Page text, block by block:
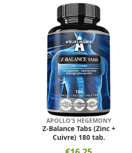
APOLLO'S HEGEMONY
Z-Balance Tabs (Zinc +
Cuivre) 180 tab.